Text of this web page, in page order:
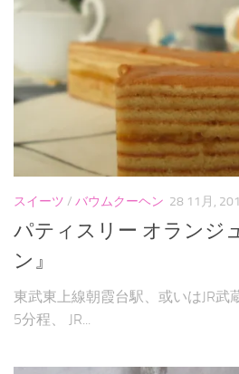
スイーツ / バウムクーヘン 28 11月,
パティスリー オランジ
ン』
東武東上線朝霞台駅、或いはJR武
5分程、 JR...